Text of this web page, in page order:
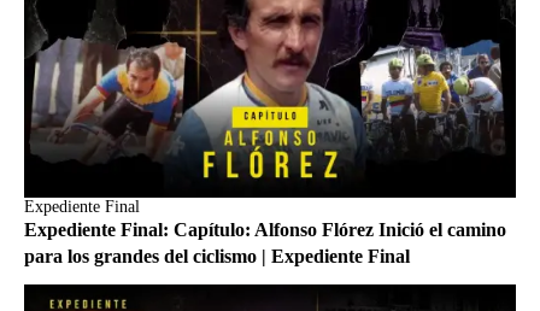
Expediente Final
Expediente Final: Capítulo: Alfonso Flórez Inició el camino
para los grandes del ciclismo | Expediente Final